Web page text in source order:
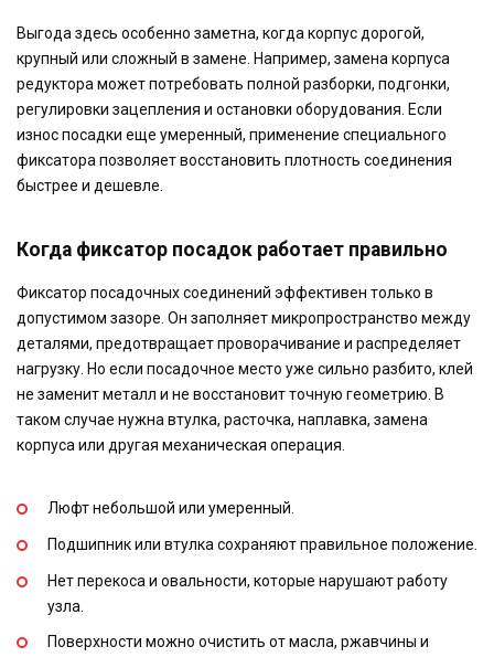
Выгода здесь особенно заметна, когда корпус дорогой,
крупный или сложный в замене. Например, замена корпуса
редуктора может потребовать полной разборки, подгонки,
регулировки зацепления и остановки оборудования. Если
износ посадки еще умеренный, применение специального
фиксатора позволяет восстановить плотность соединения
быстрее и дешевле.
Когда фиксатор посадок работает правильно
Фиксатор посадочных соединений эффективен только в
допустимом зазоре. Он заполняет микропространство между
деталями, предотвращает проворачивание и распределяет
нагрузку. Но если посадочное место уже сильно разбито, клей
не заменит металл и не восстановит точную геометрию. В
таком случае нужна втулка, расточка, наплавка, замена
корпуса или другая механическая операция.
Люфт небольшой или умеренный.
Подшипник или втулка сохраняют правильное положение.
Нет перекоса и овальности, которые нарушают работу
узла.
Поверхности можно очистить от масла, ржавчины и